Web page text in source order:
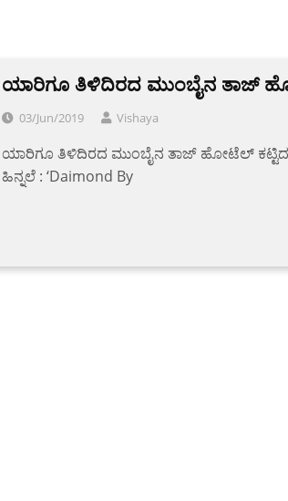
ಯಾರಿಗೂ ತಿಳಿದಿರದ ಮುಂಬೈನ ತಾಜ್
03/Jun/2019 Vishaya
ಯಾರಿಗೂ ತಿಳಿದಿರದ ಮುಂಬೈನ ತಾಜ್ ಹೋಟೆಲ್
ಹಿನ್ನಲೆ : ‘Daimond By